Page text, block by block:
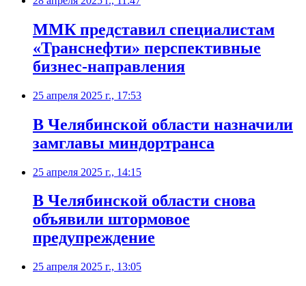
ММК представил специалистам
«Транснефти» перспективные
бизнес-направления
25 апреля 2025 г., 17:53
В Челябинской области назначили
замглавы миндортранса
25 апреля 2025 г., 14:15
В Челябинской области снова
объявили штормовое
предупреждение
25 апреля 2025 г., 13:05